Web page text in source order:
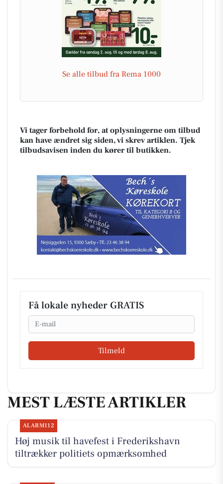
Se alle tilbud fra Rema 1000
Vi tager forbehold for, at oplysningerne om tilbud
kan have ændret sig siden, vi skrev artiklen. Tjek
tilbudsavisen inden du kører til butikken.
Få lokale nyheder GRATIS
Email
Tilmeld
MEST LÆSTE ARTIKLER
ALARM112
Høj musik til havefest i Frederikshavn
tiltrækker politiets opmærksomhed